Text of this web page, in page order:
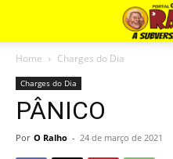
Home Charges do Dia
Charges do Dia
PÂNICO
Por O Ralho - 24 de março de 2021